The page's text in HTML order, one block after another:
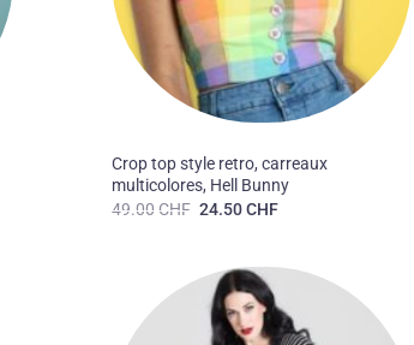
Crop top style retro, carreaux
multicolores, Hell Bunny
49.00 CHF Le
49.00 CHF.
24.50CHFLe
24.50 CHF.
Ajouter
à la liste